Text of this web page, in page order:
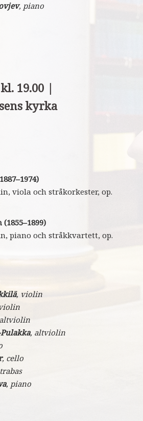
, piano
19.00 |
kyrka
viola och stråkorkester, op.
piano och stråkkvartett, op.
, violin
, altviolin
, cello
, piano